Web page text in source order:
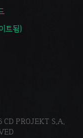
트됨)
CD PROJEKT S.A.